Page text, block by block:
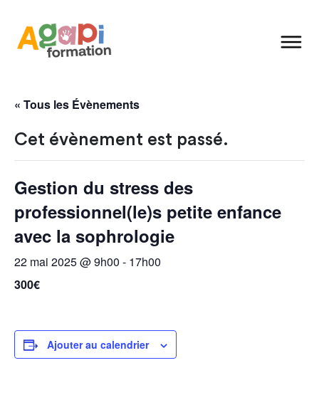
« Tous les Évènements
Cet évènement est passé.
Gestion du stress des
professionnel(le)s petite enfance
avec la sophrologie
22 mai 2025 @ 9h00 - 17h00
300€
Ajouter au calendrier